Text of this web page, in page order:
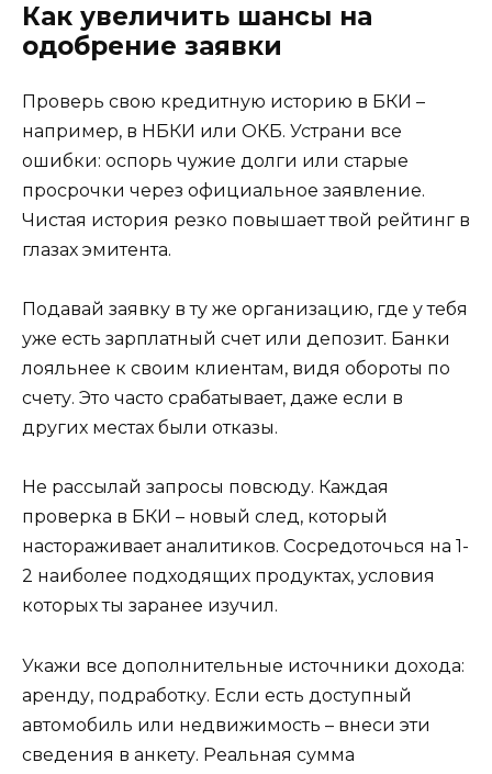
Как увеличить шансы на
одобрение заявки
Проверь свою кредитную историю в БКИ –
например, в НБКИ или ОКБ. Устрани все
ошибки: оспорь чужие долги или старые
просрочки через официальное заявление.
Чистая история резко повышает твой рейтинг в
глазах эмитента.
Подавай заявку в ту же организацию, где у тебя
уже есть зарплатный счет или депозит. Банки
лояльнее к своим клиентам, видя обороты по
счету. Это часто срабатывает, даже если в
других местах были отказы.
Не рассылай запросы повсюду. Каждая
проверка в БКИ – новый след, который
настораживает аналитиков. Сосредоточься на 1-
2 наиболее подходящих продуктах, условия
которых ты заранее изучил.
Укажи все дополнительные источники дохода:
аренду, подработку. Если есть доступный
автомобиль или недвижимость – внеси эти
сведения в анкету. Реальная сумма